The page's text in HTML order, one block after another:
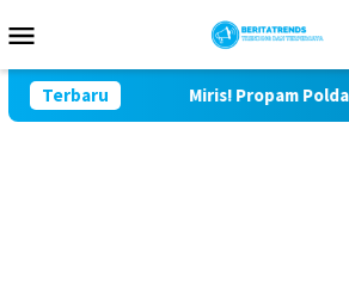
ke
Mobile
TerbaruMiris! Propam Polda Sumut